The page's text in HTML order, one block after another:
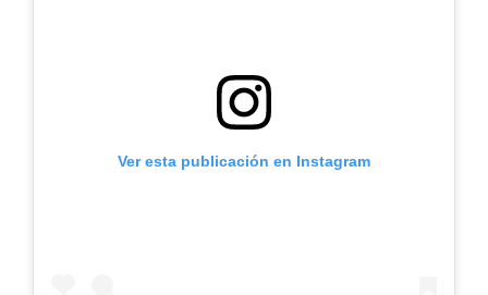
Ver esta publicación en Instagram